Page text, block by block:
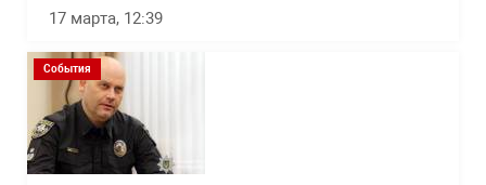
17 марта, 12:39
События